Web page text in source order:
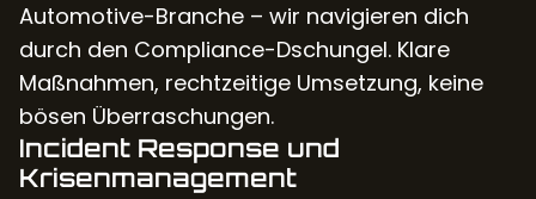
Automotive-Branche – wir navigieren dich
durch den Compliance-Dschungel. Klare
Maßnahmen, rechtzeitige Umsetzung, keine
bösen Überraschungen.
Incident Response und
Krisenmanagement